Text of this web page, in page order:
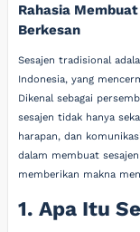
Rahasia
Berkesan
Sesajen tradisional
Indonesia, yang
Dikenal sebagai
sesajen tidak hanya
harapan, dan
dalam membuat
memberikan makna
1. Apa Itu